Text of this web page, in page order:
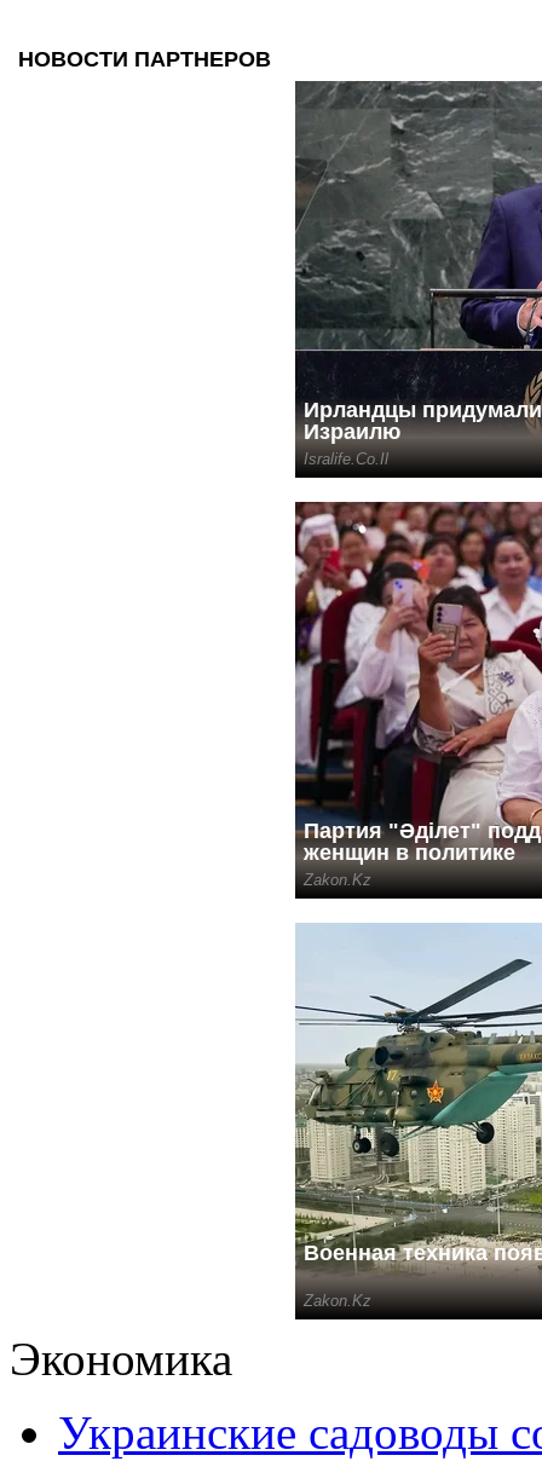
Экономика
Украинские садоводы